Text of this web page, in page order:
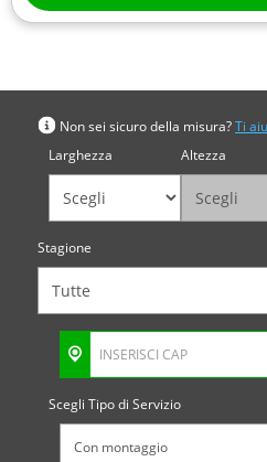
Non sei sicuro della misura?Ti
Larghezza
Altezza
Stagione
Scegli Tipo di Servizio